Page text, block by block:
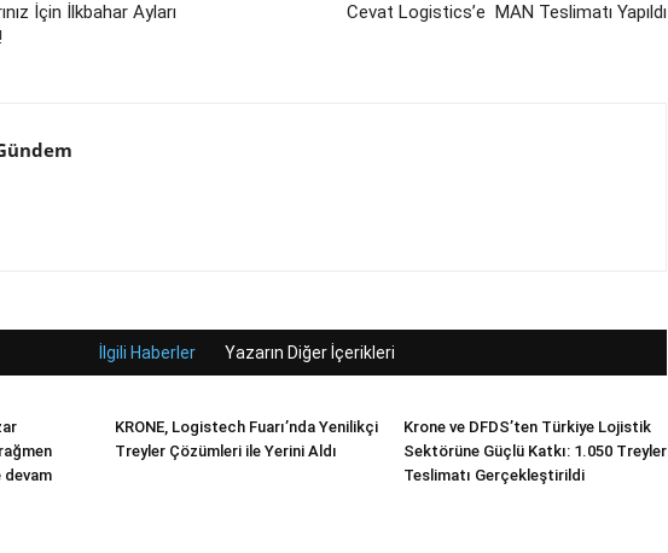
İçin İlkbahar Ayları
Cevat Logistics’e MAN Teslimatı Yapıldı
İlgili Haberler Yazarın Diğer İçerikleri
devam
KRONE, Logistech Fuarı’nda Yenilikçi
Treyler Çözümleri ile Yerini Aldı
Krone ve DFDS’ten Türkiye Lojistik
Sektörüne Güçlü Katkı: 1.050 Treyler
Teslimatı Gerçekleştirildi